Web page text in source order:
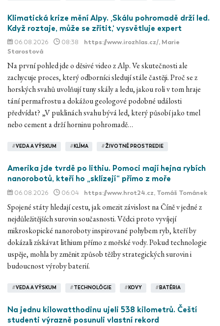
Klimatická krize mění Alpy. ‚Skálu pohromadě drží led.
Když roztaje, může se zřítit,‘ vysvětluje expert
06.08.2026 08:38 https://www.irozhlas.cz/, Marie
Starostová
Na první pohled jde o děsivé video z Alp. Ve skutečnosti ale
zachycuje proces, který odborníci sledují stále častěji. Proč se z
horských svahů uvolňují tuny skály a ledu, jakou roli v tom hraje
tání permafrostu a dokážou geologové podobné události
předvídat? „V puklinách svahu bývá led, který působí jako tmel
nebo cement a drží horninu pohromadě…
#VEDA A VÝSKUM # KLÍMA #ŽIVOTNÉ PROSTREDIE
Amerika jde tvrdě po lithiu. Pomoci mají hejna rybích
nanorobotů, kteří ho „sklízejí“ přímo z moře
06.08.2026 06:04 https://www.hrot24.cz, Tomáš Tománek
Spojené státy hledají cestu, jak omezit závislost na Číně v jedné z
nejdůležitějších surovin současnosti. Vědci proto vyvíjejí
mikroskopické nanoroboty inspirované pohybem ryb, kteří by
dokázali získávat lithium přímo z mořské vody. Pokud technologie
uspěje, mohla by změnit způsob těžby strategických surovin i
budoucnost výroby baterií.
#VEDA A VÝSKUM #TECHNOLÓGIE # KOVY # BATÉRIA
Na jednu kilowatthodinu ujeli 538 kilometrů. Čeští
studenti výrazně posunuli vlastní rekord